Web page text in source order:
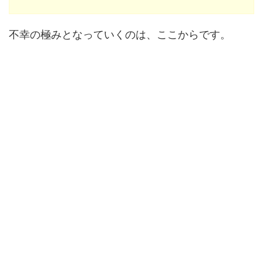
不幸の極みとなっていくのは、ここからです。